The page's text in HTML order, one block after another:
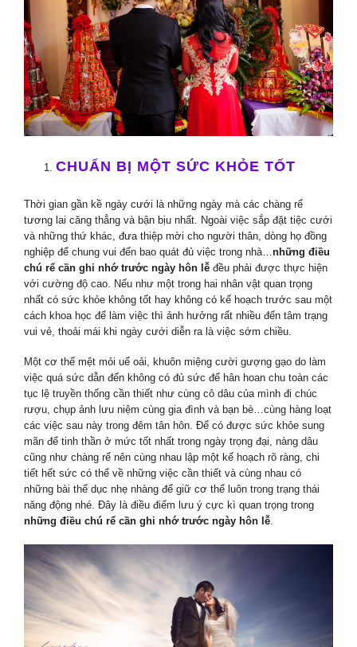
CHUẨN BỊ MỘT SỨC KHỎE TỐT
Thời gian gần kề ngày cưới là những ngày mà các chàng rể
tương lai căng thẳng và bận bịu nhất. Ngoài việc sắp đặt tiệc cưới
và những thứ khác, đưa thiệp mời cho người thân, dòng họ đồng
nghiệp để chung vui đến bao quát đủ việc trong nhà…những điều
chú rể cần ghi nhớ trước ngày hôn lễ đều phải được thực hiện
với cường độ cao. Nếu như một trong hai nhân vật quan trọng
nhất có sức khỏe không tốt hay không có kế hoạch trước sau một
cách khoa học để làm việc thì ảnh hưởng rất nhiều đến tâm trạng
vui vẻ, thoải mái khi ngày cưới diễn ra là việc sớm chiều.
Một cơ thể mệt mỏi uể oải, khuôn miệng cười gượng gạo do làm
việc quá sức dẫn đến không có đủ sức để hân hoan chu toàn các
tục lệ truyền thống cần thiết như cùng cô dâu của mình đi chúc
rượu, chụp ảnh lưu niệm cùng gia đình và bạn bè…cùng hàng loạt
các việc sau này trong đêm tân hôn. Để có được sức khỏe sung
mãn để tinh thần ở mức tốt nhất trong ngày trọng đại, nàng dâu
cũng như chàng rể nên cùng nhau lập một kế hoạch rõ ràng, chi
tiết hết sức có thể về những việc cần thiết và cùng nhau có
những bài thể dục nhẹ nhàng để giữ cơ thể luôn trong trạng thái
năng động nhé. Đây là điều điểm lưu ý cực kì quan trọng trong
những điều chú rể cần ghi nhớ trước ngày hôn lễ.